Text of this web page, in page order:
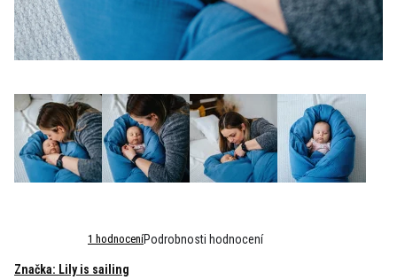
produktu
1 hodnoceníPodrobnosti hodnocení
Značka: Lily is sailing